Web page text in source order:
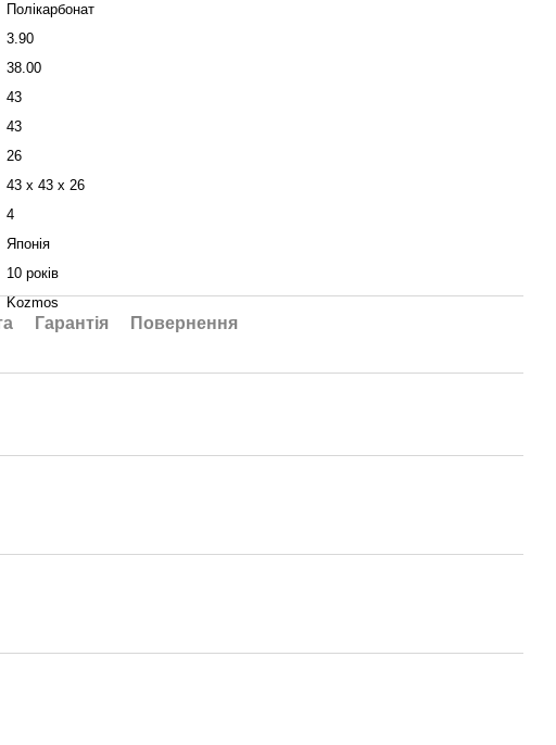
Полікарбонат
3.90
38.00
43
43
26
43 х 43 х 26
4
Японія
10 років
Kozmos
Гарантія Повернення